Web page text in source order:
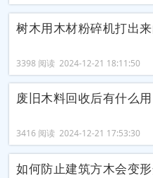
树木用木材粉碎机打出
3398 阅读 2024-12-21 18:11:50
废旧木料回收后有什么用
3416 阅读 2024-12-21 17:53:30
如何防止建筑方木会变